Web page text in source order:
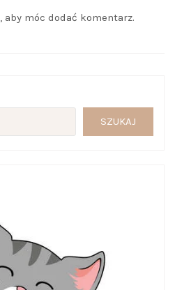
, aby móc dodać komentarz.
SZUKAJ